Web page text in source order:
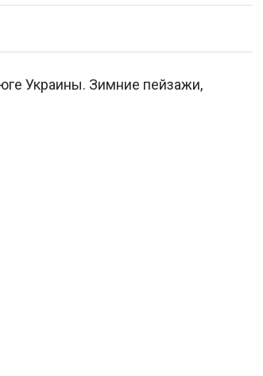
Украины. Зимние пейзажи,